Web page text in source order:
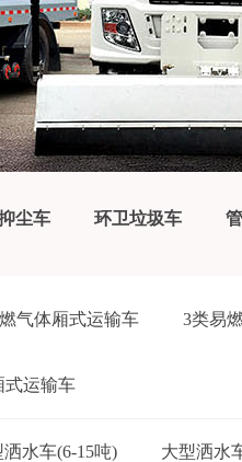
尘车 环卫垃圾车
气体厢式运输车 3类易
式运输车
洒水车(6-15吨) 大型洒水